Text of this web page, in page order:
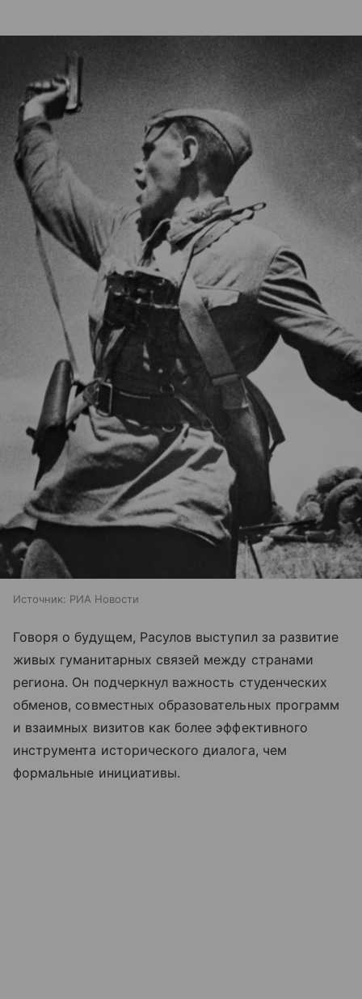
Источник: РИА Новости
Говоря о будущем, Расулов выступил за развитие
живых гуманитарных связей между странами
региона. Он подчеркнул важность студенческих
обменов, совместных образовательных программ
и взаимных визитов как более эффективного
инструмента исторического диалога, чем
формальные инициативы.